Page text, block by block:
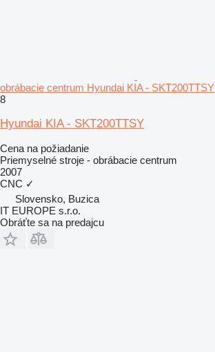
obrábacie centrum Hyundai KIA - SKT200TTSY
8
Hyundai KIA - SKT200TTSY
Cena na požiadanie
Priemyselné stroje - obrábacie centrum
2007
CNC ✓
Slovensko, Buzica
IT EUROPE s.r.o.
Obráťte sa na predajcu